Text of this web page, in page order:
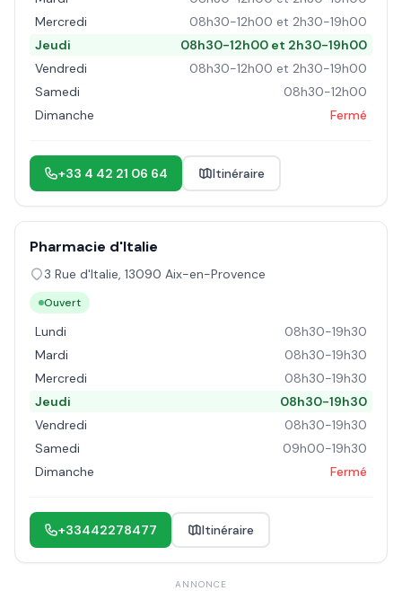
Mercredi
08h30-12h00 et 2h30-19h00
Jeudi
08h30-12h00 et 2h30-19h00
Vendredi
08h30-12h00 et 2h30-19h00
Samedi
08h30-12h00
Dimanche
Fermé
+33 4 42 21 06 64 Itinéraire
Pharmacie d'Italie
3 Rue d'Italie, 13090 Aix-en-Provence
Ouvert
Lundi
08h30-19h30
Mardi
08h30-19h30
Mercredi
08h30-19h30
Jeudi
08h30-19h30
Vendredi
08h30-19h30
Samedi
09h00-19h30
Dimanche
Fermé
+33442278477 Itinéraire
ANNONCE